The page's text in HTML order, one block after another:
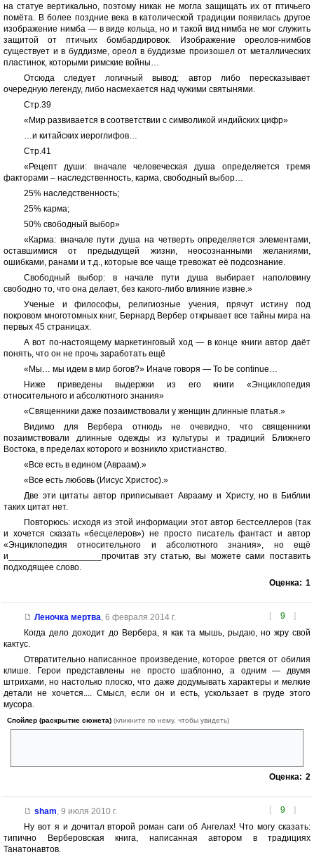
на статуе вертикально, поэтому никак не могла защищать их от птичьего
помёта. В более поздние века в католической традиции появилась другое
изображение нимба — в виде кольца, но и такой вид нимба не мог служить
защитой от птичьих бомбардировок. Изображение ореолов-нимбов
существует и в буддизме, ореол в буддизме произошел от металлических
пластинок, которыми римские войны…
Отсюда следует логичный вывод: автор либо пересказывает
очередную легенду, либо насмехается над чужими святынями.
Стр.39
«Мир развивается в соответствии с символикой индийских цифр»
…и китайских иероглифов…
Стр.41
«Рецепт души: вначале человеческая душа определяется тремя
факторами – наследственность, карма, свободный выбор…
25% наследственность;
25% карма;
50% свободный выбор»
«Карма: вначале пути душа на четверть определяется элементами,
оставшимися от предыдущей жизни, неосознанными желаниями,
ошибками, ранами и т.д., которые все чаще тревожат её подсознание.
Свободный выбор: в начале пути душа выбирает наполовину
свободно то, что она делает, без какого-либо влияние извне.»
Ученые и философы, религиозные учения, прячут истину под
покровом многотомных книг, Бернард Вербер открывает все тайны мира на
первых 45 страницах.
А вот по-настоящему маркетинговый ход — в конце книги автор даёт
понять, что он не прочь заработать ещё
«Мы… мы идем в мир богов?» Иначе говоря — To be continue…
Ниже приведены выдержки из его книги «Энциклопедия
относительного и абсолютного знания»
«Священники даже позаимствовали у женщин длинные платья.»
Видимо для Вербера отнюдь не очевидно, что священники
позаимствовали длинные одежды из культуры и традиций Ближнего
Востока, в пределах которого и возникло христианство.
«Все есть в едином (Авраам).»
«Все есть любовь (Иисус Христос).»
Две эти цитаты автор приписывает Аврааму и Христу, но в Библии
таких цитат нет.
Повторюсь: исходя из этой информации этот автор бестселлеров (так
и хочется сказать «бесцелеров») не просто писатель фантаст и автор
«Энциклопедия относительного и абсолютного знания», но ещё
и___________________прочитав эту статью, вы можете сами поставить
подходящее слово.
Оценка: 1
[ 9 ]
Леночка мертва, 6 февраля 2014 г.
Когда дело доходит до Вербера, я как та мышь, рыдаю, но жру свой
кактус.
Отвратительно написанное произведение, которое рвется от обилия
клише. Герои представлены не просто шаблонно, а одним — двумя
штрихами, но настолько плоско, что даже додумывать характеры и мелкие
детали не хочется.... Смысл, если он и есть, ускользает в груде этого
мусора.
Спойлер (раскрытие сюжета) (кликните по нему, чтобы увидеть)
Оценка: 2
[ 9 ]
sham, 9 июля 2010 г.
Ну вот я и дочитал второй роман саги об Ангелах! Что могу сказать:
типично Верберовская книга, написанная автором в традициях
Танатонавтов.